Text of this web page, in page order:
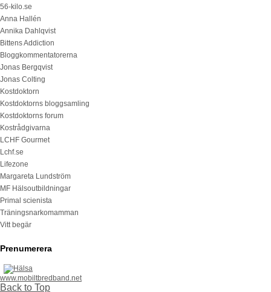
56-kilo.se
Anna Hallén
Annika Dahlqvist
Bittens Addiction
Bloggkommentatorerna
Jonas Bergqvist
Jonas Colting
Kostdoktorn
Kostdoktorns bloggsamling
Kostdoktorns forum
Kostrådgivarna
LCHF Gourmet
Lchf.se
Lifezone
Margareta Lundström
MF Hälsoutbildningar
Primal scienista
Träningsnarkomamman
Vitt begär
Prenumerera
www.mobiltbredband.net
Back to Top